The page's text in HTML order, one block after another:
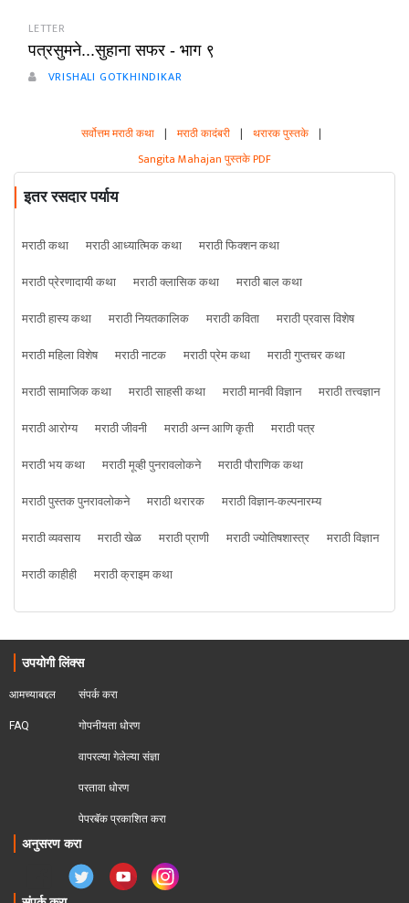
LETTER
पत्रसुमने...सुहाना सफर - भाग ९
VRISHALI GOTKHINDIKAR
सर्वोत्तम मराठी कथा | मराठी कादंबरी | थरारक पुस्तके |
Sangita Mahajan पुस्तके PDF
इतर रसदार पर्याय
मराठी कथा मराठी आध्यात्मिक कथा
मराठी फिक्शन कथा
मराठी प्रेरणादायी कथा
मराठी क्लासिक कथा
मराठी बाल कथा
मराठी हास्य कथा
मराठी नियतकालिक मराठी कविता
मराठी प्रवास विशेष
मराठी महिला विशेष
मराठी नाटक मराठी प्रेम कथा
मराठी गुप्तचर कथा
मराठी सामाजिक कथा
मराठी साहसी कथा मराठी मानवी विज्ञान
मराठी तत्त्वज्ञान
मराठी आरोग्य
मराठी जीवनी मराठी अन्न आणि कृती
मराठी पत्र
मराठी भय कथा
मराठी मूव्ही पुनरावलोकने
मराठी पौराणिक कथा
मराठी पुस्तक पुनरावलोकने
मराठी थरारक
मराठी विज्ञान-कल्पनारम्य
मराठी व्यवसाय
मराठी खेळ मराठी प्राणी मराठी ज्योतिषशास्त्र
मराठी विज्ञान
मराठी काहीही
मराठी क्राइम कथा
उपयोगी लिंक्स
आमच्याबद्दल
FAQ
संपर्क करा
गोपनीयता धोरण
वापरल्या गेलेल्या संज्ञा
परतावा धोरण
पेपरबॅक प्रकाशित करा
अनुसरण करा